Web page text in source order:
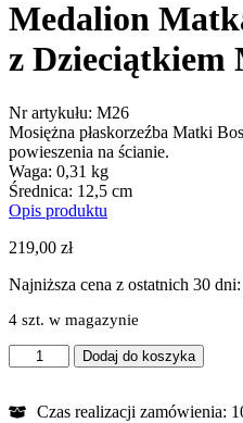
Medalion
z Dzieciątkiem
Nr artykułu: M26
Mosiężna płaskorzeźba Matki
powieszenia na ścianie.
Waga: 0,31 kg
Średnica: 12,5 cm
Opis produktu
219,00 zł
Najniższa cena z ostatnich 30 dni:
4 szt. w magazynie
ilość
Medalion
Boska
Dodaj do koszyka
Czas realizacji zamówienia: